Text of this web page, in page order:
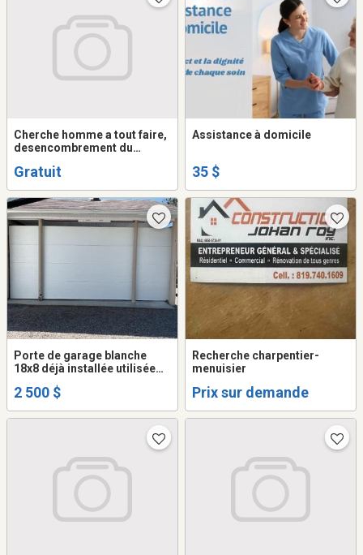
Cherche homme a tout faire,
desencombrement du
hardin etc.
Gratuit
Assistance à domicile
35 $
Porte de garage blanche
18x8 déjà installée utilisée
quincaillerie comprise
2 500 $
Recherche charpentier-
menuisier
Prix sur demande